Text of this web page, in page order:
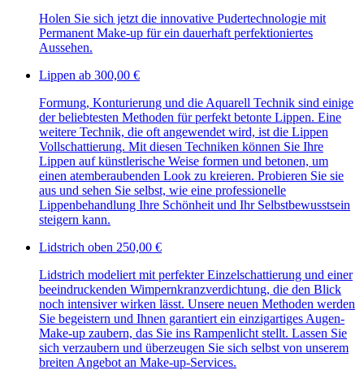
Holen Sie sich jetzt die innovative Pudertechnologie mit
Permanent Make-up für ein dauerhaft perfektioniertes
Aussehen.
Lippen ab 300,00 €
Formung, Konturierung und die Aquarell Technik sind einige
der beliebtesten Methoden für perfekt betonte Lippen. Eine
weitere Technik, die oft angewendet wird, ist die Lippen
Vollschattierung. Mit diesen Techniken können Sie Ihre
Lippen auf künstlerische Weise formen und betonen, um
einen atemberaubenden Look zu kreieren. Probieren Sie sie
aus und sehen Sie selbst, wie eine professionelle
Lippenbehandlung Ihre Schönheit und Ihr Selbstbewusstsein
steigern kann.
Lidstrich oben 250,00 €
Lidstrich modeliert mit perfekter Einzelschattierung und einer
beeindruckenden Wimpernkranzverdichtung, die den Blick
noch intensiver wirken lässt. Unsere neuen Methoden werden
Sie begeistern und Ihnen garantiert ein einzigartiges Augen-
Make-up zaubern, das Sie ins Rampenlicht stellt. Lassen Sie
sich verzaubern und überzeugen Sie sich selbst von unserem
breiten Angebot an Make-up-Services.